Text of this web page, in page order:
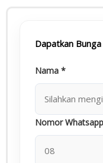
Dapatkan
Nama *
Nomor Whatsapp